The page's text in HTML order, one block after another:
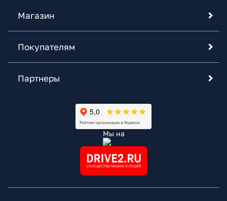
Магазин
Покупателям
Партнеры
Мы на